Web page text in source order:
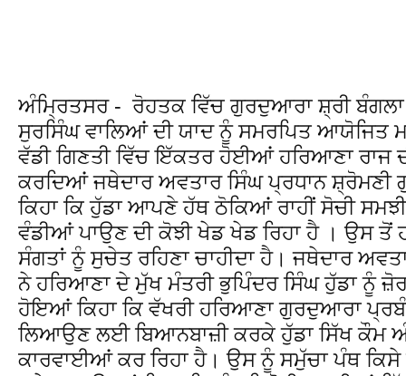
ਅੰਮ੍ਰਿਤਸਰ - ਰੋਹਤਕ ਵਿੱਚ ਗੁਰਦੁਆਰਾ ਸ਼੍ਰੀ ਬੰਗਲਾ
ਸੁਰਸਿੰਘ ਵਾਲਿਆਂ ਦੀ ਯਾਦ ਨੂੰ ਸਮਰਪਿਤ ਆਯੋਜਿਤ
ਵੱਡੀ ਗਿਣਤੀ ਵਿੱਚ ਇੱਕਤਰ ਹੋਈਆਂ ਹਰਿਆਣਾ ਰਾਜ
ਕਰਦਿਆਂ ਜਥੇਦਾਰ ਅਵਤਾਰ ਸਿੰਘ ਪ੍ਰਧਾਨ
ਕਿਹਾ ਕਿ ਹੁੱਡਾ ਆਪਣੇ ਹੱਥ ਠੋਕਿਆਂ ਰਾਹੀਂ ਸੋਚੀ
ਵੰਡੀਆਂ ਪਾਉਣ ਦੀ ਕੋਝੀ ਖੇਡ ਖੇਡ ਰਿਹਾ ਹੈ । ਉਸ
ਸੰਗਤਾਂ ਨੂੰ ਸੁਚੇਤ ਰਹਿਣਾ ਚਾਹੀਦਾ ਹੈ। ਜਥੇਦਾਰ
ਨੇ ਹਰਿਆਣਾ ਦੇ ਮੁੱਖ ਮੰਤਰੀ ਭੁਪਿੰਦਰ ਸਿੰਘ ਹੁੱਡਾ ਨੂੰ
ਹੋਇਆਂ ਕਿਹਾ ਕਿ ਵੱਖਰੀ ਹਰਿਆਣਾ ਗੁਰਦੁਆਰਾ
ਲਿਆਉਣ ਲਈ ਬਿਆਨਬਾਜ਼ੀ ਕਰਕੇ ਹੁੱਡਾ ਸਿੱਖ ਕੌਮ
ਕਾਰਵਾਈਆਂ ਕਰ ਰਿਹਾ ਹੈ। ਉਸ ਨੂੰ ਸਮੁੱਚਾ ਪੰਥ ਕਿਸੇ